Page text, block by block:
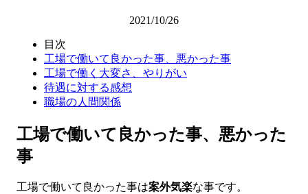
2021/10/26
目次
工場で働いて良かった事、悪かった事
工場で働く大変さ、やりがい
待遇に対する感想
職場の人間関係
工場で働いて良かった事、悪かった
事
工場で働いて良かった事は案外気楽な事です。